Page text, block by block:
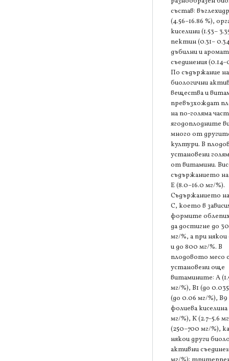
състав:
(4.56–16.86 %),
киселини (1.53–
пектин (0.31–
дъбилни и
съединения
По съдържание на
биологични
вещества и
превъзхождат
на по-голяма
ягодоплодните
много от
култури. В
установени
от витамини.
съдържанието
Е (8.0–16.0 мг/%).
Съдържанието
С, което в
формите
да достигне до
мг/%, а при
и до 800 мг/%. В
плодовото месо
установени още
витамините: А
мг/%), В1 (до
(до 0.06 мг/%), В9
фолиева
мг/%), К (2.7–5.6
(250–700 мг/%),
някои други
активни